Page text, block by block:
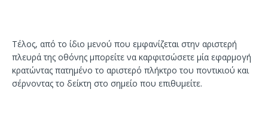
Τέλος, από το ίδιο μενού που εμφανίζεται στην αριστερή
πλευρά της οθόνης μπορείτε να καρφιτσώσετε μία εφαρμογή
κρατώντας πατημένο το αριστερό πλήκτρο του ποντικιού και
σέρνοντας το δείκτη στο σημείο που επιθυμείτε.